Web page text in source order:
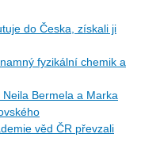
do Česka, získali ji
fyzikální chemik a
Bermela a Marka
věd ČR převzali